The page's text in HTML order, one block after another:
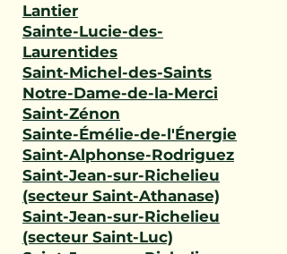
Lantier
Sainte-Lucie-des-
Laurentides
Saint-Michel-des-Saints
Notre-Dame-de-la-Merci
Saint-Zénon
Sainte-Émélie-de-l'Énergie
Saint-Alphonse-Rodriguez
Saint-Jean-sur-Richelieu
(secteur Saint-Athanase)
Saint-Jean-sur-Richelieu
(secteur Saint-Luc)